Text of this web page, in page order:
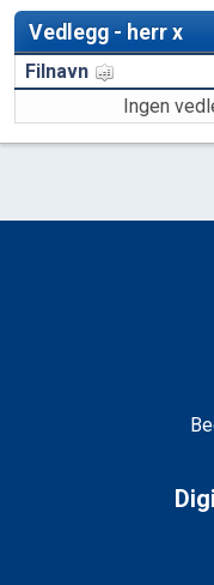
Vedlegg - herr x
Filnavn
Ingen